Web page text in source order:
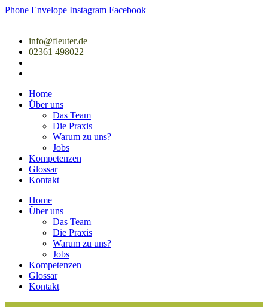
Zum
Phone Envelope Instagram Facebook
info@fleuter.de
02361 498022
Home
Über uns
Das Team
Die Praxis
Warum zu uns?
Jobs
Kompetenzen
Glossar
Kontakt
Home
Über uns
Das Team
Die Praxis
Warum zu uns?
Jobs
Kompetenzen
Glossar
Kontakt